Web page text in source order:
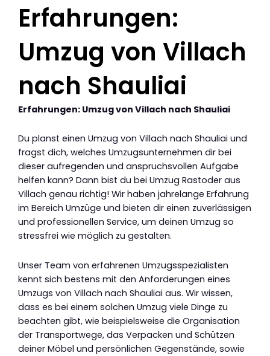
Erfahrungen:
Umzug von Villach
nach Shauliai
Erfahrungen: Umzug von Villach nach Shauliai
Du planst einen Umzug von Villach nach Shauliai und
fragst dich, welches Umzugsunternehmen dir bei
dieser aufregenden und anspruchsvollen Aufgabe
helfen kann? Dann bist du bei Umzug Rastoder aus
Villach genau richtig! Wir haben jahrelange Erfahrung
im Bereich Umzüge und bieten dir einen zuverlässigen
und professionellen Service, um deinen Umzug so
stressfrei wie möglich zu gestalten.
Unser Team von erfahrenen Umzugsspezialisten
kennt sich bestens mit den Anforderungen eines
Umzugs von Villach nach Shauliai aus. Wir wissen,
dass es bei einem solchen Umzug viele Dinge zu
beachten gibt, wie beispielsweise die Organisation
der Transportwege, das Verpacken und Schützen
deiner Möbel und persönlichen Gegenstände, sowie